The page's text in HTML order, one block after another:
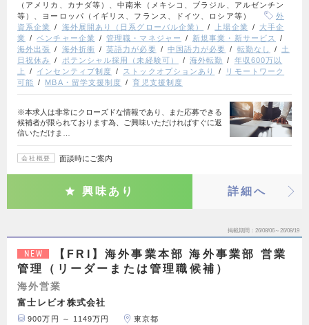
（アメリカ、カナダ等）、中南米（メキシコ、ブラジル、アルゼンチン
等）、ヨーロッパ（イギリス、フランス、ドイツ、ロシア等）
外
資系企業
海外展開あり（日系グローバル企業） 上場企業
大手企
業
ベンチャー企業 管理職・マネジャー
新規事業・新サービス
海外出張
海外折衝 英語力が必要 中国語力が必要 転勤なし
土
日祝休み
ポテンシャル採用（未経験可） 海外転勤
年収600万以
上
インセンティブ制度 ストックオプションあり
リモートワーク
可能
MBA・留学支援制度 育児支援制度
※本求人は非常にクローズドな情報であり、また応募できる
候補者が限られております為、ご興味いただければすぐに返
信いただけま…
会社概要 面談時にご案内
興味あり 詳細へ
掲載期間 26/08/06～26/08/19
NEW
【FRI】海外事業本部 海外事業部 営業
管理（リーダーまたは管理職候補）
海外営業
富士レビオ株式会社
900万円 ～ 1149万円 東京都